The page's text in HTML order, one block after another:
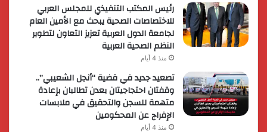
رئيس المكتب التنفيذي للمجلس العربي
للاختصاصات الصحية يبحث مع الأمين العام
لجامعة الدول العربية تعزيز التعاون لتطوير
النظم الصحية العربية
منذ 4 أيام
تصعيد جديد في قضية “أنجل الشعيبي”..
وقفتان احتجاجيتان بعدن تطالبان بإعادة
متهمة للسجن والتحقيق في ملابسات
الإفراج عن المحكومين
منذ 4 أيام